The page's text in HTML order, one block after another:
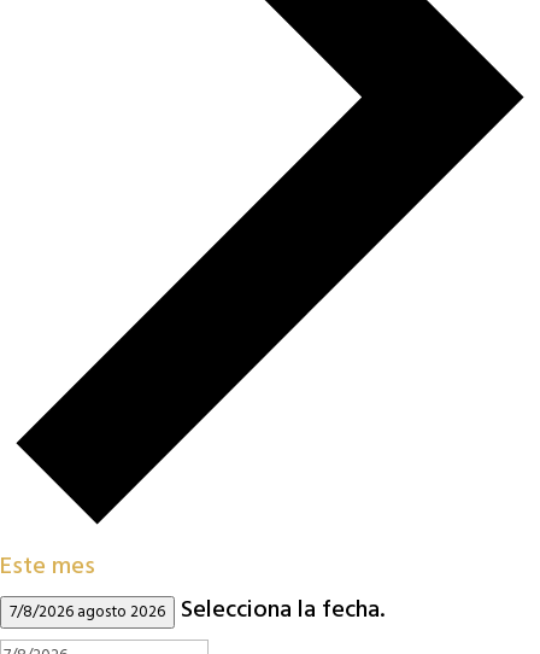
Este mes
7/8/2026agosto 2026 Selecciona la fecha.